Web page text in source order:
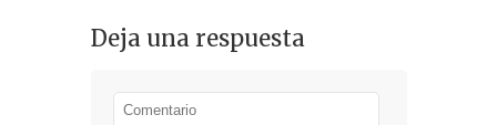
Deja una respuesta